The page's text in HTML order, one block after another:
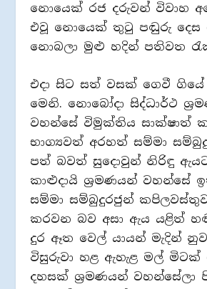
නොයෙක් රජ දරුවන් විවාහ
එවූ නොයෙක් තුටු පඬුරු දෙස
නොබලා මුළු හදින් පතිවත
එදා සිට සත් වසක් ගෙවී
මෙනි. නොබෝදා සිද්ධාර්ථ
වහන්සේ විමුක්තිය සාක්ෂාත්
භාග්‍යවත් අරහත් සම්මා
පත් බවත් සුදොවුන් නිරිඳු
කාළුදායි ශ්‍රමණයන් වහන්සේ
සම්මා සම්බුදුරජුන්
කරවන බව අසා ඇය යළිත්
දුර ඈත වෙල් යායන් මැදින්
විසුරුවා හළ ඇහැළ මල් මිටක්
දහසක් ශ්‍රමණයන් වහන්සේලා